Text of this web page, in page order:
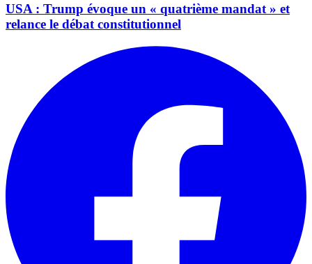
USA : Trump évoque un « quatrième mandat » et
relance le débat constitutionnel